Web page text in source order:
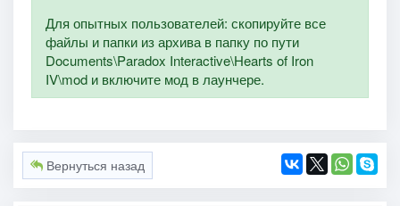
Для опытных пользователей: скопируйте все
файлы и папки из архива в папку по пути
Documents\Paradox Interactive\Hearts of Iron
IV\mod и включите мод в лаунчере.
Вернуться назад